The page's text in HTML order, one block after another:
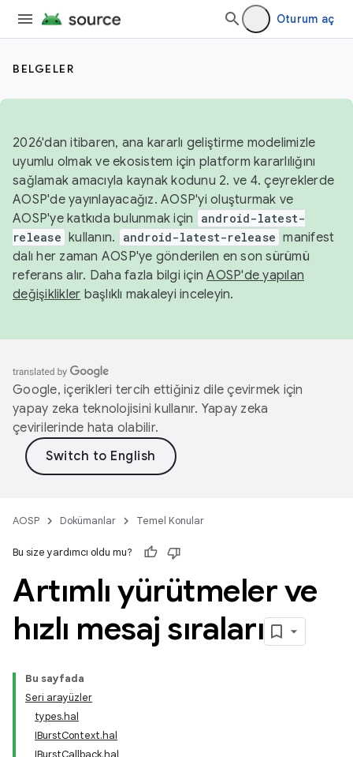
Oturum aç
BELGELER
2026'dan itibaren, ana kararlı geliştirme modelimizle
uyumlu olmak ve ekosistem için platform kararlılığını
sağlamak amacıyla kaynak kodunu 2. ve 4. çeyreklerde
AOSP'de yayınlayacağız. AOSP'yi oluşturmak ve
AOSP'ye katkıda bulunmak için
android-latest-
release kullanın. android-latest-release manifest
dalı her zaman AOSP'ye gönderilen en son sürümü
referans alır. Daha fazla bilgi içinAOSP'de yapılan
değişiklikler başlıklı makaleyi inceleyin.
Google, içerikleri tercih ettiğiniz dile çevirmek için
yapay zeka teknolojisini kullanır. Yapay zeka
çevirilerinde hata olabilir.
AOSP Dokümanlar Temel Konular
Bu size yardımcı oldu mu?
Artımlı yürütmeler ve
hızlı mesaj sıraları
Bu sayfada
Seri arayüzler
types.hal
IBurstContext.hal
IBurstCallback.hal